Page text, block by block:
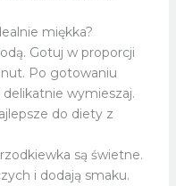
miękka?
Gotuj w proporcji
Po gotowaniu
wymieszaj.
do diety z
są świetne.
i dodają smaku.